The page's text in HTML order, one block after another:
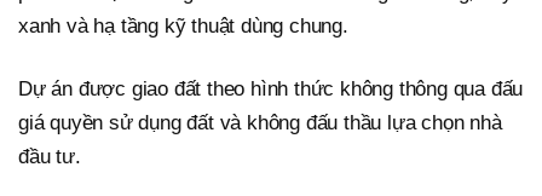
xanh và hạ tầng kỹ thuật dùng chung.
Dự án được giao đất theo hình thức không thông qua đấu
giá quyền sử dụng đất và không đấu thầu lựa chọn nhà
đầu tư.